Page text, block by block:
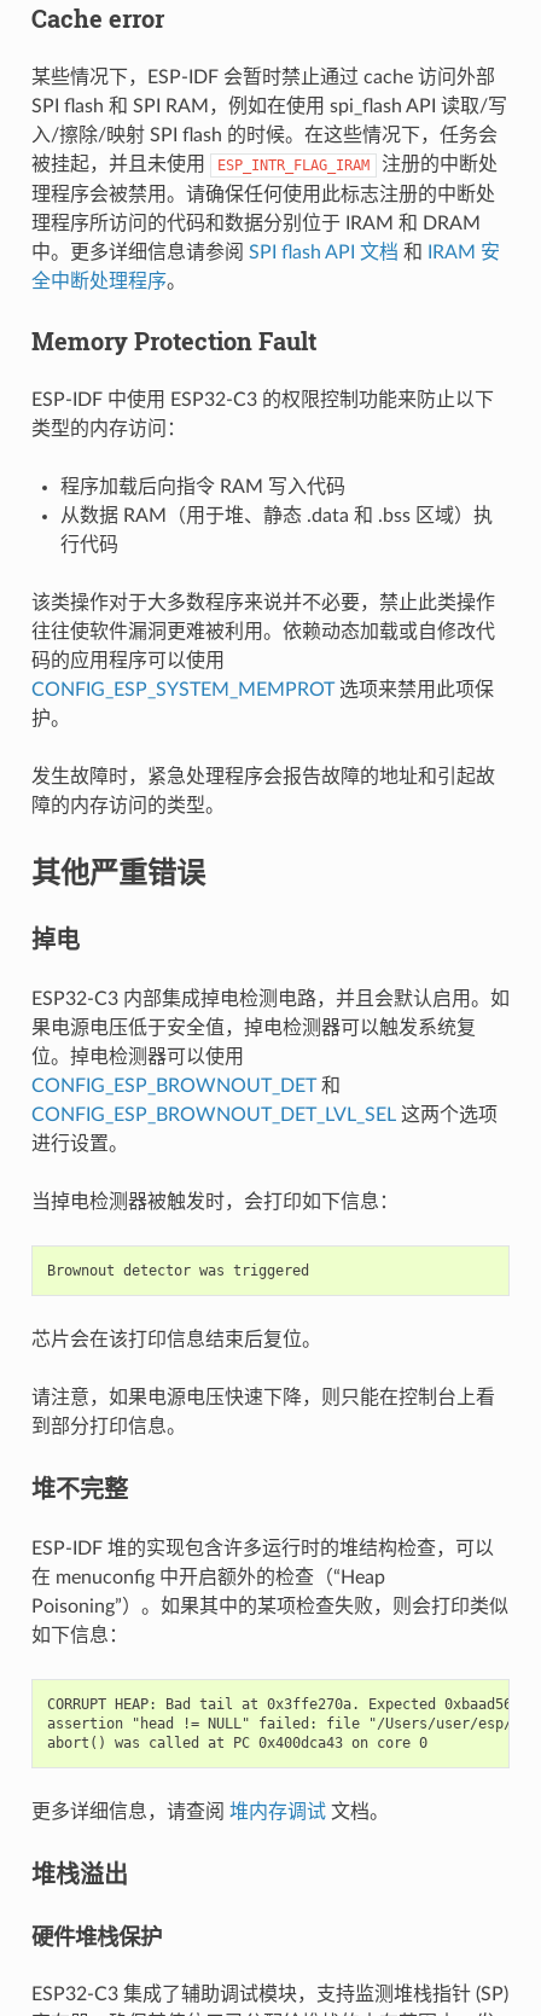
Cache error
某些情况下，ESP-IDF 会暂时禁止通过 cache 访问外部
SPI flash 和 SPI RAM，例如在使用 spi_flash API 读取/写
入/擦除/映射 SPI flash 的时候。在这些情况下，任务会
被挂起，并且未使用
ESP_INTR_FLAG_IRAM
注册的中断处
理程序会被禁用。请确保任何使用此标志注册的中断处
理程序所访问的代码和数据分别位于 IRAM 和 DRAM
中。更多详细信息请参阅 SPI flash API 文档 和
IRAM 安
全中断处理程序。
Memory Protection Fault
ESP-IDF 中使用 ESP32-C3 的权限控制功能来防止以下
类型的内存访问：
程序加载后向指令 RAM 写入代码
从数据 RAM（用于堆、静态 .data 和 .bss 区域）执
行代码
该类操作对于大多数程序来说并不必要，禁止此类操作
往往使软件漏洞更难被利用。依赖动态加载或自修改代
码的应用程序可以使用
CONFIG_ESP_SYSTEM_MEMPROT选项来禁用此项保
护。
发生故障时，紧急处理程序会报告故障的地址和引起故
障的内存访问的类型。
其他严重错误
掉电
ESP32-C3 内部集成掉电检测电路，并且会默认启用。如
果电源电压低于安全值，掉电检测器可以触发系统复
位。掉电检测器可以使用
CONFIG_ESP_BROWNOUT_DET和
CONFIG_ESP_BROWNOUT_DET_LVL_SEL这两个选项
进行设置。
当掉电检测器被触发时，会打印如下信息：
芯片会在该打印信息结束后复位。
请注意，如果电源电压快速下降，则只能在控制台上看
到部分打印信息。
堆不完整
ESP-IDF 堆的实现包含许多运行时的堆结构检查，可以
在 menuconfig 中开启额外的检查（“Heap
Poisoning”）。如果其中的某项检查失败，则会打印类似
如下信息：
CORRUPT HEAP: Bad tail at 0x3ffe270a. Expected 0xbaad5678
assertion "head != NULL" failed: file "/Users/user/esp/
abort() was called at PC 0x400dca43 on core 0
更多详细信息，请查阅 堆内存调试文档。
堆栈溢出
硬件堆栈保护
ESP32-C3 集成了辅助调试模块，支持监测堆栈指针 (SP)